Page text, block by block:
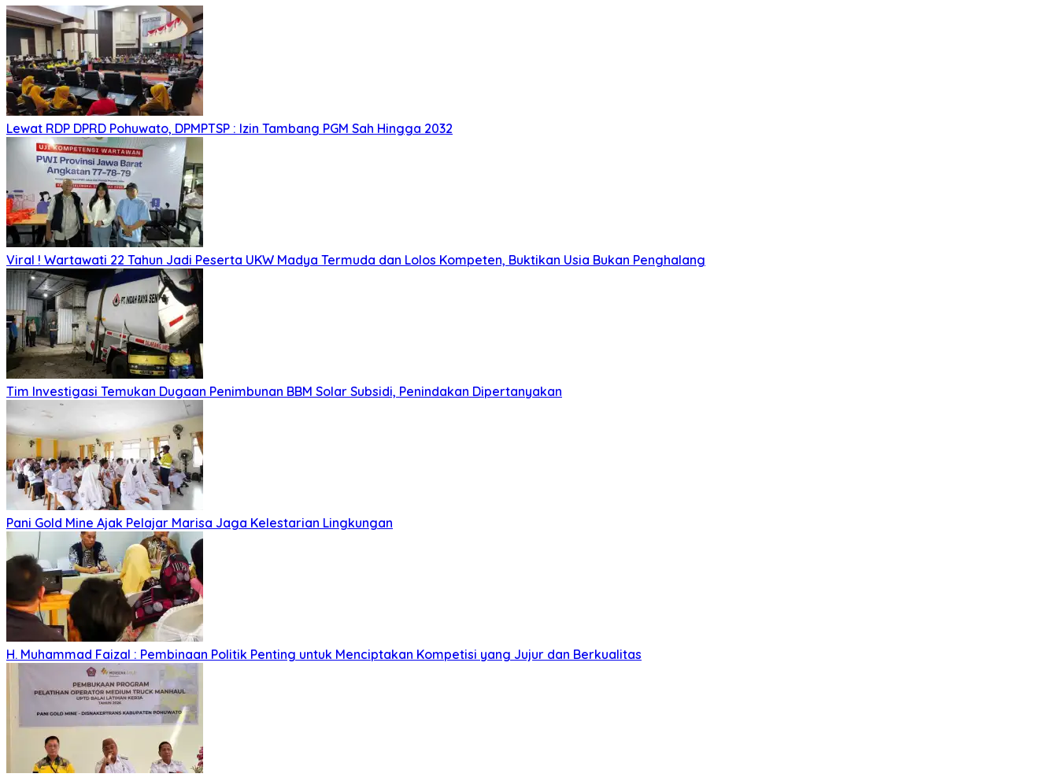
Lewat RDP DPRD Pohuwato, DPMPTSP : Izin Tambang PGM Sah Hingga 2032
Viral ! Wartawati 22 Tahun Jadi Peserta UKW Madya Termuda dan Lolos Kompeten, Buktikan Usia Bukan Penghalang
Tim Investigasi Temukan Dugaan Penimbunan BBM Solar Subsidi, Penindakan Dipertanyakan
Pani Gold Mine Ajak Pelajar Marisa Jaga Kelestarian Lingkungan
H. Muhammad Faizal : Pembinaan Politik Penting untuk Menciptakan Kompetisi yang Jujur dan Berkualitas